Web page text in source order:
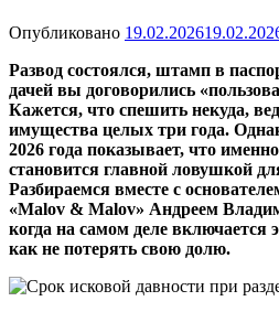
Опубликовано 19.02.2026
Развод состоялся, штамп в
дачей вы договорились
Кажется, что спешить некуда,
имущества целых три года.
2026 года показывает, что
становится главной ловушкой
Разбираемся вместе с
«Malov & Malov» Андреем
когда на самом деле
как не потерять свою долю.